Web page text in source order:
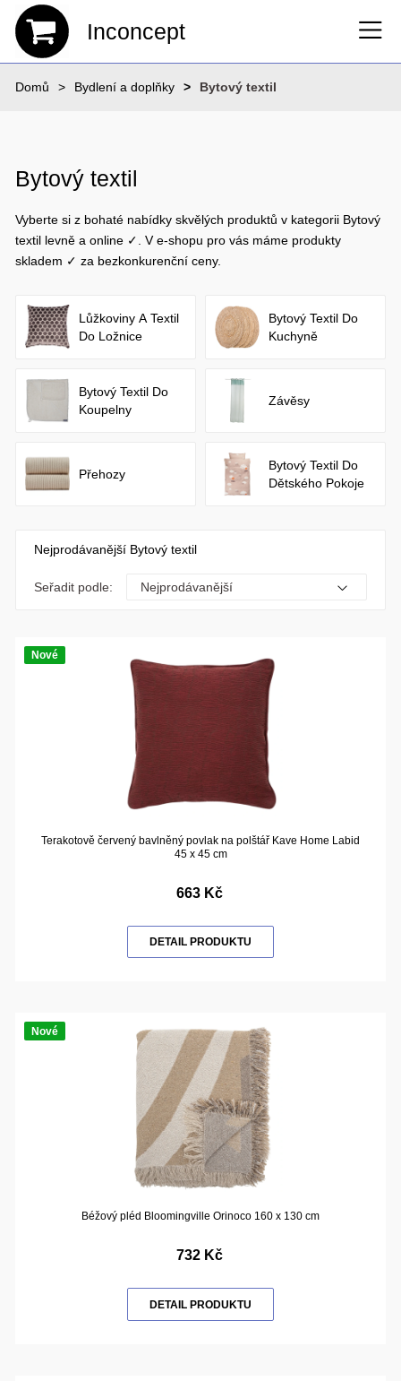
Inconcept
Domů Bydlení a doplňky Bytový textil
Bytový textil
Vyberte si z bohaté nabídky skvělých produktů v kategorii Bytový
textil levně a online ✓. V e-shopu pro vás máme produkty
skladem ✓ za bezkonkurenční ceny.
Lůžkoviny A Textil
Do Ložnice
Bytový Textil Do
Kuchyně
Bytový Textil Do
Koupelny
Závěsy
Přehozy
Bytový Textil Do
Dětského Pokoje
Nejprodávanější Bytový textil
Seřadit podle:
Nové
Terakotově červený bavlněný povlak na polštář Kave Home Labid
45 x 45 cm
663 Kč
DETAIL PRODUKTU
Nové
Béžový pléd Bloomingville Orinoco 160 x 130 cm
732 Kč
DETAIL PRODUKTU